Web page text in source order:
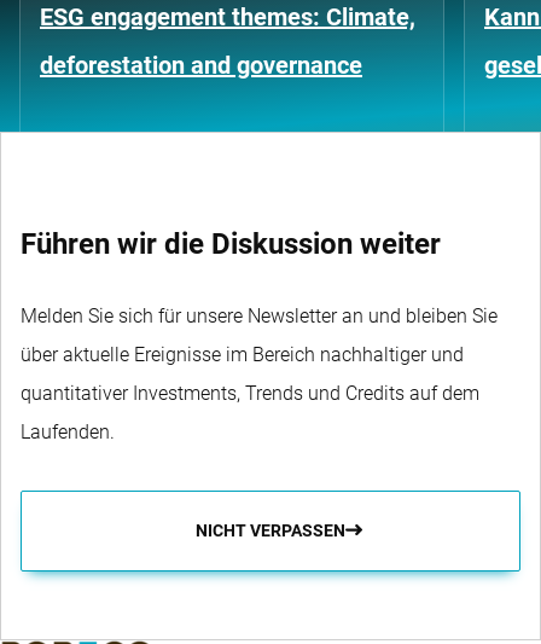
ESG engagement themes: Climate,
deforestation and governance
Führen wir die Diskussion weiter
Melden Sie sich für unsere Newsletter an und bleiben Sie
über aktuelle Ereignisse im Bereich nachhaltiger und
quantitativer Investments, Trends und Credits auf dem
Laufenden.
NICHT VERPASSEN